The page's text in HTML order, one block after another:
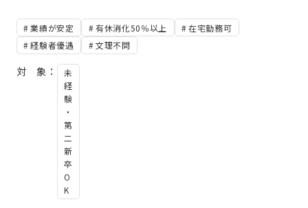
業績が安定 有休消化50％以上
在宅勤務可
経験者優遇
文理不問
対 象：
未
経
験
・
第
二
新
卒
O
K